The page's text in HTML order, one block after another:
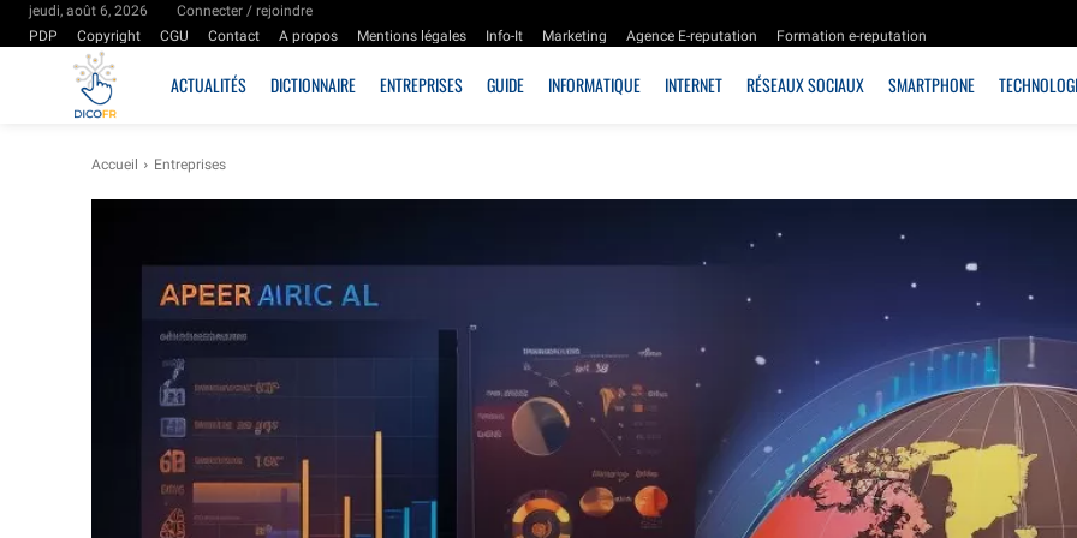
jeudi, août 6, 2026
Connecter / rejoindre
PDP
Copyright CGU Contact A propos Mentions légales Info-It Marketing Agence E-reputation Formation e-reputation
ACTUALITÉS DICTIONNAIRE ENTREPRISES GUIDE INFORMATIQUE INTERNET RÉSEAUX SOCIAUX SMARTPHONE
Accueil Entreprises